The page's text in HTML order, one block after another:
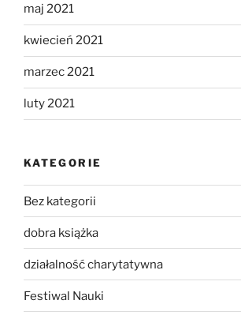
maj 2021
kwiecień 2021
marzec 2021
luty 2021
KATEGORIE
Bez kategorii
dobra książka
działalność charytatywna
Festiwal Nauki